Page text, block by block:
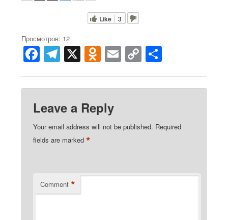
Like 3
Просмотров: 12
F
a
c
e
b
o
T
el
e
gr
a
m
X O
d
n
o
kl
a
E
m
ail
C
o
p
Li
n
h
ar
Leave a Reply
Your email address will not be published. Required
fields are marked *
Comment *